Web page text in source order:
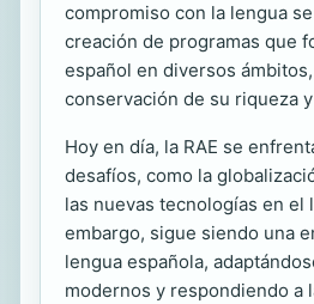
compromiso con la lengua
creación de programas que
español en diversos
conservación de su riqueza
Hoy en día, la RAE se
desafíos, como la
las nuevas tecnologías en el
embargo, sigue siendo una
lengua española,
modernos y respondiendo a